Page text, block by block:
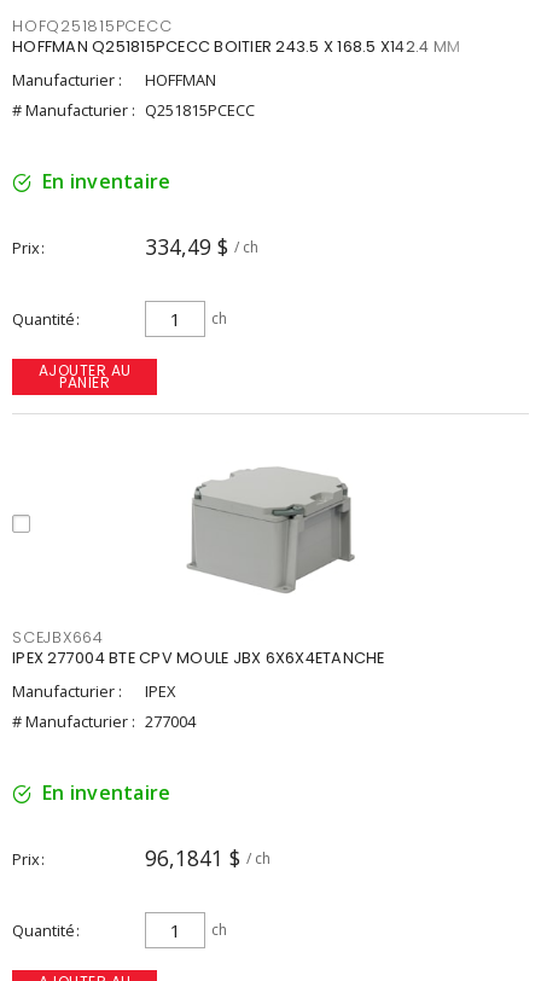
HOFQ251815PCECC
HOFFMAN Q251815PCECC BOITIER 243.5 X 168.5 X142.4 MM
Manufacturier :
HOFFMAN
# Manufacturier : Q251815PCECC
En inventaire
Prix 334,49 $ / ch
Quantité ch
AJOUTER AU
PANIER
SCEJBX664
IPEX 277004 BTE CPV MOULE JBX 6X6X4ETANCHE
Manufacturier :
IPEX
# Manufacturier : 277004
En inventaire
Prix 96,1841 $ / ch
Quantité ch